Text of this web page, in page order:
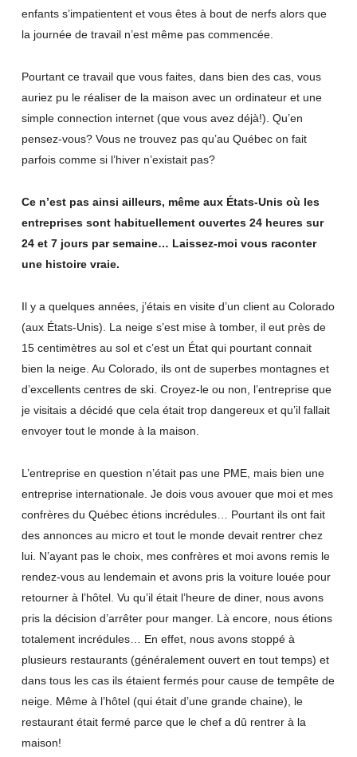
enfants s’impatientent et vous êtes à bout de nerfs alors que
la journée de travail n’est même pas commencée.
Pourtant ce travail que vous faites, dans bien des cas, vous
auriez pu le réaliser de la maison avec un ordinateur et une
simple connection internet (que vous avez déjà!). Qu’en
pensez-vous? Vous ne trouvez pas qu’au Québec on fait
parfois comme si l’hiver n’existait pas?
Ce n’est pas ainsi ailleurs, même aux États-Unis où les
entreprises sont habituellement ouvertes 24 heures sur
24 et 7 jours par semaine… Laissez-moi vous raconter
une histoire vraie.
Il y a quelques années, j’étais en visite d’un client au Colorado
(aux États-Unis). La neige s’est mise à tomber, il eut près de
15 centimètres au sol et c’est un État qui pourtant connait
bien la neige. Au Colorado, ils ont de superbes montagnes et
d’excellents centres de ski. Croyez-le ou non, l’entreprise que
je visitais a décidé que cela était trop dangereux et qu’il fallait
envoyer tout le monde à la maison.
L’entreprise en question n’était pas une PME, mais bien une
entreprise internationale. Je dois vous avouer que moi et mes
confrères du Québec étions incrédules… Pourtant ils ont fait
des annonces au micro et tout le monde devait rentrer chez
lui. N’ayant pas le choix, mes confrères et moi avons remis le
rendez-vous au lendemain et avons pris la voiture louée pour
retourner à l’hôtel. Vu qu’il était l’heure de diner, nous avons
pris la décision d’arrêter pour manger. Là encore, nous étions
totalement incrédules… En effet, nous avons stoppé à
plusieurs restaurants (généralement ouvert en tout temps) et
dans tous les cas ils étaient fermés pour cause de tempête de
neige. Même à l’hôtel (qui était d’une grande chaine), le
restaurant était fermé parce que le chef a dû rentrer à la
maison!